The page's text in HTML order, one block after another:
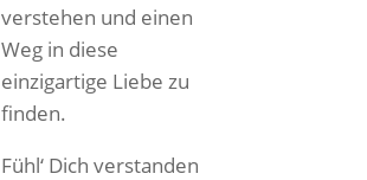
verstehen und einen
Weg in diese
einzigartige Liebe zu
finden.
Fühl‘ Dich verstanden